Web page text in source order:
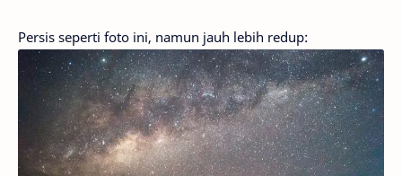
Persis seperti foto ini, namun jauh lebih redup: